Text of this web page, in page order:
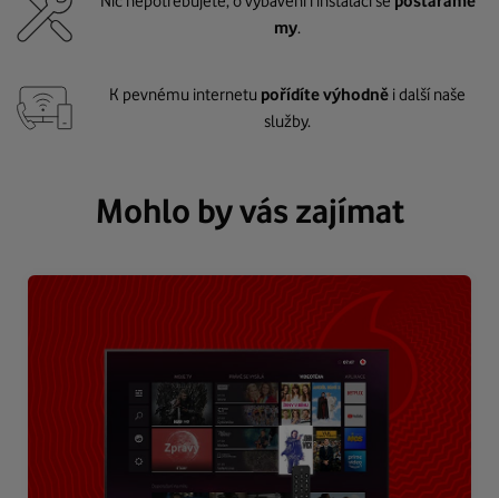
my.
K pevnému internetu pořídíte výhodně i další naše
služby.
Mohlo by vás zajímat